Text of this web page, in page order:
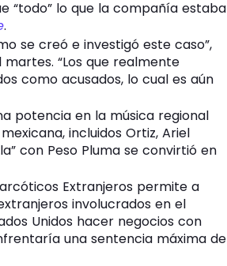
“todo” lo que la compañía estaba
.
se creó e investigó este caso”,
“Los que realmente
como acusados, lo cual es aún
potencia en la música regional
incluidos Ortiz, Ariel
con Peso Pluma se convirtió en
Extranjeros permite a
involucrados en el
Unidos hacer negocios con
una sentencia máxima de